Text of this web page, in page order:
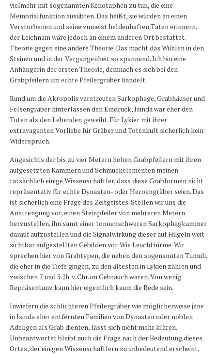
vielmehr mit sogenannten Kenotaphen zu tun, die eine
Memorialfunktion ausübten. Das heißt, sie würden an einen
Verstorbenen und seine zumeist heldenhaften Taten erinnern,
der Leichnam wäre jedoch an einem anderen Ort bestattet.
Theorie gegen eine andere Theorie. Das macht das Wühlen in den
Steinen und in der Vergangenheit so spannend. Ich bin eine
Anhängerin der ersten Theorie, demnach es sich bei den
Grabpfeilern um echte Pfeilergräber handelt.
Rund um die Akropolis verstreuten Sarkophage, Grabhäuser und
Felsengräber hinterlassen den Eindruck, Isinda war eher den
Toten als den Lebenden geweiht. Für Lykier mit ihrer
extravaganten Vorliebe für Gräber und Totenkult sicherlich kein
Widerspruch.
Angesichts der bis zu vier Metern hohen Grabpfeilern mit ihren
aufgesetzten Kammern und Schmuckelementen meinen
tatsächlich einige Wissenschaftler, dass diese Grabformen nicht
repräsentativ für echte Dynasten- oder Heroengräber seien. Das
ist sicherlich eine Frage des Zeitgeistes. Stellen wir uns die
Anstrengung vor, einen Steinpfeiler von mehreren Metern
herzustellen, ihn samt einer tonnenschweren Sarkophagkammer
darauf aufzustellen und die Signalwirkung dieser auf Hügeln weit
sichtbar aufgestellten Gebilden vor. Wie Leuchttürme. Wir
sprechen hier von Grabtypen, die neben den sogenannten Tumuli,
die eher in die Tiefe gingen, zu den ältesten in Lykien zählen und
zwischen 7. und 5. Jh. v. Chr. im Gebrauch waren. Von wenig
Repräsentanz kann hier eigentlich kaum die Rede sein.
Inwiefern die schlichteren Pfeilergräber wie möglicherweise jene
in Isinda eher entfernten Familien von Dynasten oder noblen
Adeligen als Grab dienten, lässt sich nicht mehr klären.
Unbeantwortet bleibt auch die Frage nach der Bedeutung dieses
Ortes, der einigen Wissenschaftlern zu unbedeutend erscheint,